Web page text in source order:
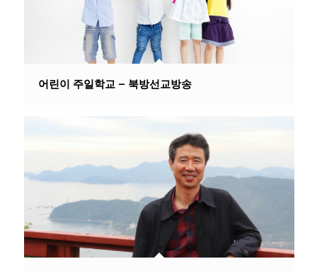
어린이 주일학교 – 북방선교방송